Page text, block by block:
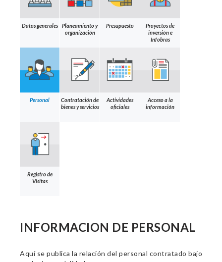
Datos generales
Planeamiento y
organización
Presupuesto
Proyectos de
inversión e
Infobras
Personal
Contratación de
bienes y servicios
Actividades
oficiales
Acceso a la
información
Registro de
Visitas
INFORMACION DE PERSONAL
Aquí se publica la relación del personal contratado bajo